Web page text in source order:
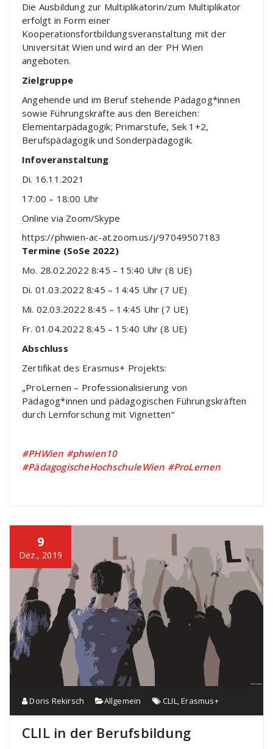
Die Ausbildung zur Multiplikatorin/zum Multiplikator
erfolgt in Form einer
Kooperationsfortbildungsveranstaltung mit der
Universität Wien und wird an der PH Wien
angeboten.
Zielgruppe
Angehende und im Beruf stehende Pädagog*innen
sowie Führungskräfte aus den Bereichen:
Elementarpädagogik; Primarstufe, Sek 1+2,
Berufspädagogik und Sonderpädagogik.
Infoveranstaltung
Di. 16.11.2021
17:00 – 18:00 Uhr
Online via Zoom/Skype
https://phwien-ac-at.zoom.us/j/97049507183
Termine (SoSe 2022)
Mo. 28.02.2022 8:45 – 15:40 Uhr (8 UE)
Di. 01.03.2022 8:45 – 14:45 Uhr (7 UE)
Mi. 02.03.2022 8:45 – 14:45 Uhr (7 UE)
Fr. 01.04.2022 8:45 – 15:40 Uhr (8 UE)
Abschluss
Zertifikat des Erasmus+ Projekts:
„ProLernen – Professionalisierung von
Pädagog*innen und pädagogischen Führungskräften
durch Lernforschung mit Vignetten“
#PHWien #phwien10
#PädagogischeHochschuleWien #ProLernen
9
Dez., 2019
Doris Rekirsch Allgemein CLIL ,Erasmus+
CLIL in der Berufsbildung